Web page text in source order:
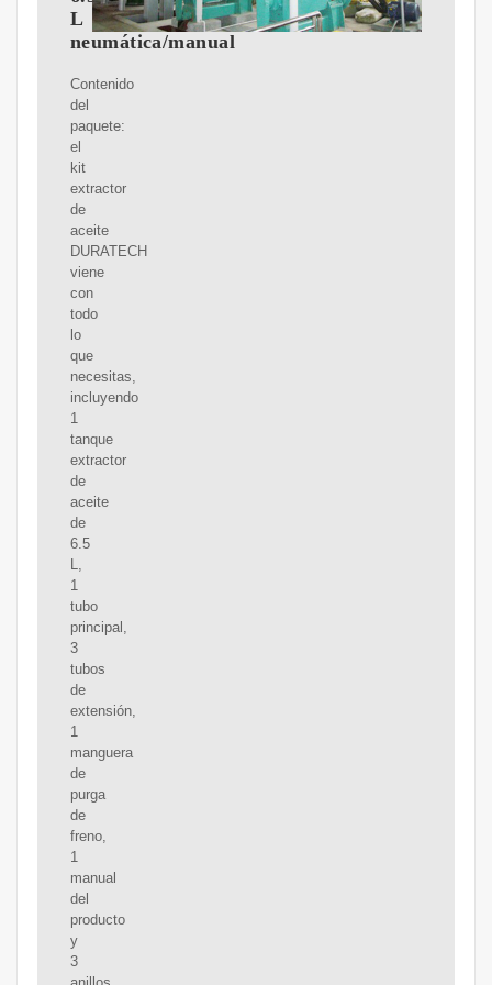
L
neumática/manual
Contenido
del
paquete:
el
kit
extractor
de
aceite
DURATECH
viene
con
todo
lo
que
necesitas,
incluyendo
1
tanque
extractor
de
aceite
de
6.5
L,
1
tubo
principal,
3
tubos
de
extensión,
1
manguera
de
purga
de
freno,
1
manual
del
producto
y
3